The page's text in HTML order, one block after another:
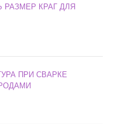
РАЗМЕР КРАГ ДЛЯ
ПРИ СВАРКЕ